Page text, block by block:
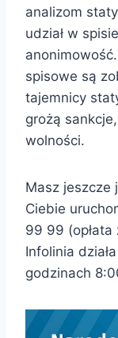
analizom
udział w
spisowe są
tajemnicy
grożą
wolności.
Masz jeszcze
Ciebie
99 99
Infolinia
godzinach